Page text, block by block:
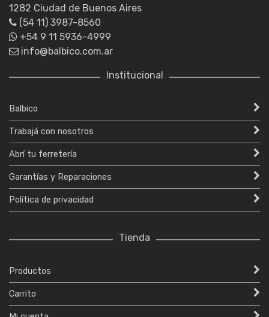
1282 Ciudad de Buenos Aires
(54 11) 3987-8560
+54 9 11 5936-4999
info@balbico.com.ar
Institucional
Balbico
Trabajá con nosotros
Abrí tu ferretería
Garantías y Reparaciones
Política de privacidad
Tienda
Productos
Carrito